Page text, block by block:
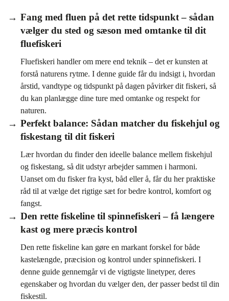
Fang med fluen på det rette tidspunkt – sådan
vælger du sted og sæson med omtanke til dit
fluefiskeri
Fluefiskeri handler om mere end teknik – det er kunsten at
forstå naturens rytme. I denne guide får du indsigt i, hvordan
årstid, vandtype og tidspunkt på dagen påvirker dit fiskeri, så
du kan planlægge dine ture med omtanke og respekt for
naturen.
Perfekt balance: Sådan matcher du fiskehjul og
fiskestang til dit fiskeri
Lær hvordan du finder den ideelle balance mellem fiskehjul
og fiskestang, så dit udstyr arbejder sammen i harmoni.
Uanset om du fisker fra kyst, båd eller å, får du her praktiske
råd til at vælge det rigtige sæt for bedre kontrol, komfort og
fangst.
Den rette fiskeline til spinnefiskeri – få længere
kast og mere præcis kontrol
Den rette fiskeline kan gøre en markant forskel for både
kastelængde, præcision og kontrol under spinnefiskeri. I
denne guide gennemgår vi de vigtigste linetyper, deres
egenskaber og hvordan du vælger den, der passer bedst til din
fiskestil.